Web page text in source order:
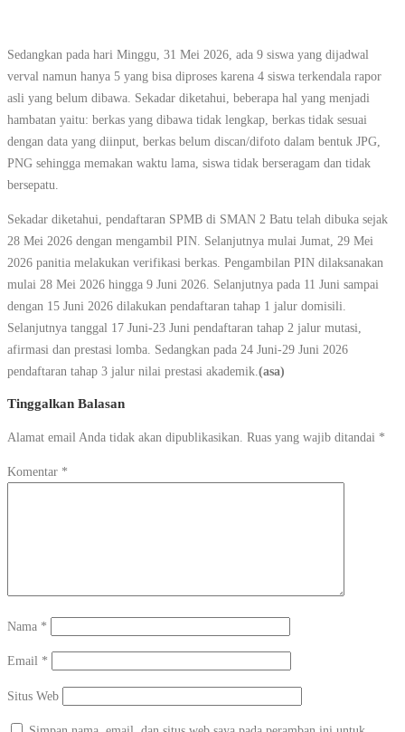
Sedangkan pada hari Minggu, 31 Mei 2026, ada 9 siswa yang dijadwal
verval namun hanya 5 yang bisa diproses karena 4 siswa terkendala rapor
asli yang belum dibawa. Sekadar diketahui, beberapa hal yang menjadi
hambatan yaitu: berkas yang dibawa tidak lengkap, berkas tidak sesuai
dengan data yang diinput, berkas belum discan/difoto dalam bentuk JPG,
PNG sehingga memakan waktu lama, siswa tidak berseragam dan tidak
bersepatu.
Sekadar diketahui, pendaftaran SPMB di SMAN 2 Batu telah dibuka sejak
28 Mei 2026 dengan mengambil PIN. Selanjutnya mulai Jumat, 29 Mei
2026 panitia melakukan verifikasi berkas. Pengambilan PIN dilaksanakan
mulai 28 Mei 2026 hingga 9 Juni 2026. Selanjutnya pada 11 Juni sampai
dengan 15 Juni 2026 dilakukan pendaftaran tahap 1 jalur domisili.
Selanjutnya tanggal 17 Juni-23 Juni pendaftaran tahap 2 jalur mutasi,
afirmasi dan prestasi lomba. Sedangkan pada 24 Juni-29 Juni 2026
pendaftaran tahap 3 jalur nilai prestasi akademik. (asa)
Tinggalkan Balasan
Alamat email Anda tidak akan dipublikasikan. Ruas yang wajib ditandai *
Komentar *
Nama *
Email *
Situs Web